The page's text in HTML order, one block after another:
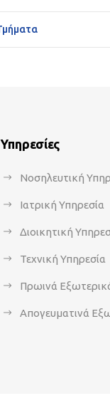
Υπηρεσίες
Νοσηλευτική
Ιατρική Υπηρεσία
Διοικητική
Τεχνική Υπηρεσία
Πρωινά
Απογευματινά